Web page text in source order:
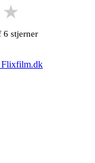
★
6 stjerner
Flixfilm.dk